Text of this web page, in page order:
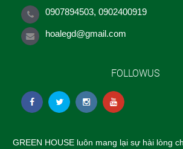
0907894503, 0902400919
hoalegd@gmail.com
FOLLOWUS
GREEN HOUSE luôn mang lại sự hài lòng